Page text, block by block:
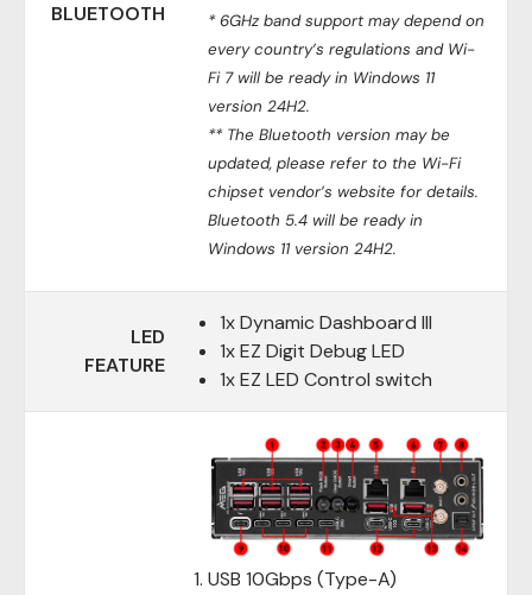
BLUETOOTH
* 6GHz band support may depend on
every country’s regulations and Wi-
Fi 7 will be ready in Windows 11
version 24H2.
** The Bluetooth version may be
updated, please refer to the Wi-Fi
chipset vendor’s website for details.
Bluetooth 5.4 will be ready in
Windows 11 version 24H2.
LED
FEATURE
1x Dynamic Dashboard III
1x EZ Digit Debug LED
1x EZ LED Control switch
USB 10Gbps (Type-A)